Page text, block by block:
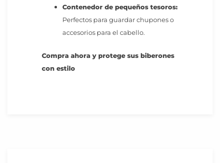
Contenedor de pequeños tesoros:
Perfectos para guardar chupones o
accesorios para el cabello.
Compra ahora y protege sus biberones
con estilo